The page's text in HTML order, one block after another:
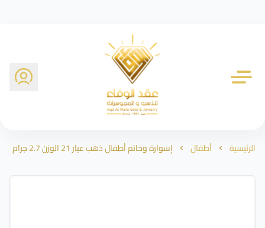
شركة عقد الوفاء للذهب
الرئيسية أطفال إسوارة وخاتم أطفال ذهب عيار 21 الوزن 2.7 جرام